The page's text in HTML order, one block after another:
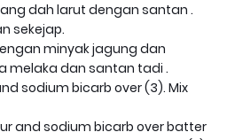
dah larut dengan santan .
sekejap.
minyak jagung dan
melaka dan santan tadi .
sodium bicarb over (3). Mix
and sodium bicarb over batter